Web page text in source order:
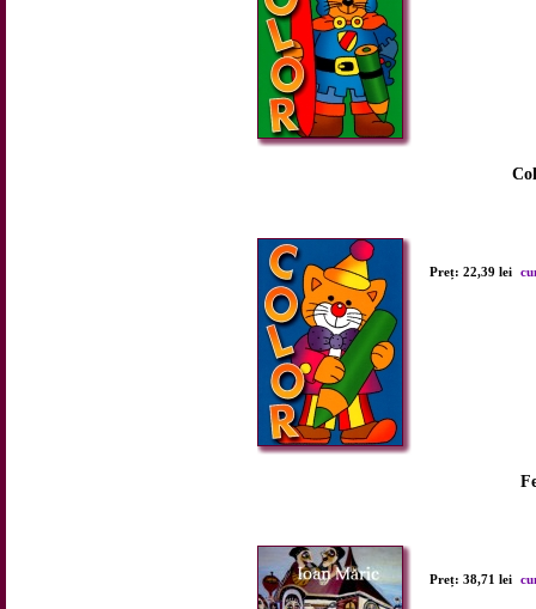
Preț: 22,39 lei
Preț: 38,71 lei